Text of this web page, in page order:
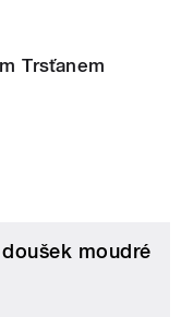
Trsťanem
moudré